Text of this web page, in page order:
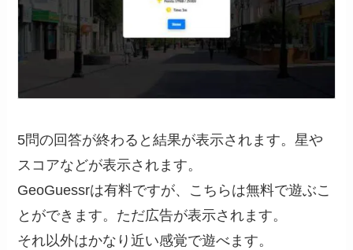
5問の回答が終わると結果が表示されます。星や
スコアなどが表示されます。
GeoGuessrは有料ですが、こちらは無料で遊ぶこ
とができます。ただ広告が表示されます。
それ以外はかなり近い感覚で遊べます。